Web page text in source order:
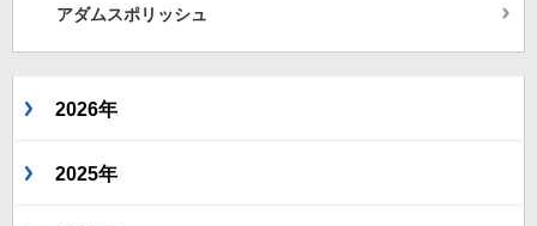
アダムスポリッシュ
2026年
2025年